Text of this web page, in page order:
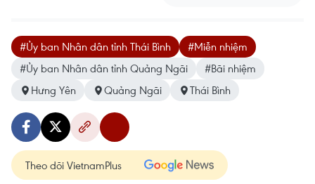
#Ủy ban Nhân dân tỉnh Thái Bình
#Miễn nhiệm
#Ủy ban Nhân dân tỉnh Quảng Ngãi
#Bãi nhiệm
Hưng Yên
Quảng Ngãi Thái Bình
Theo dõi VietnamPlus